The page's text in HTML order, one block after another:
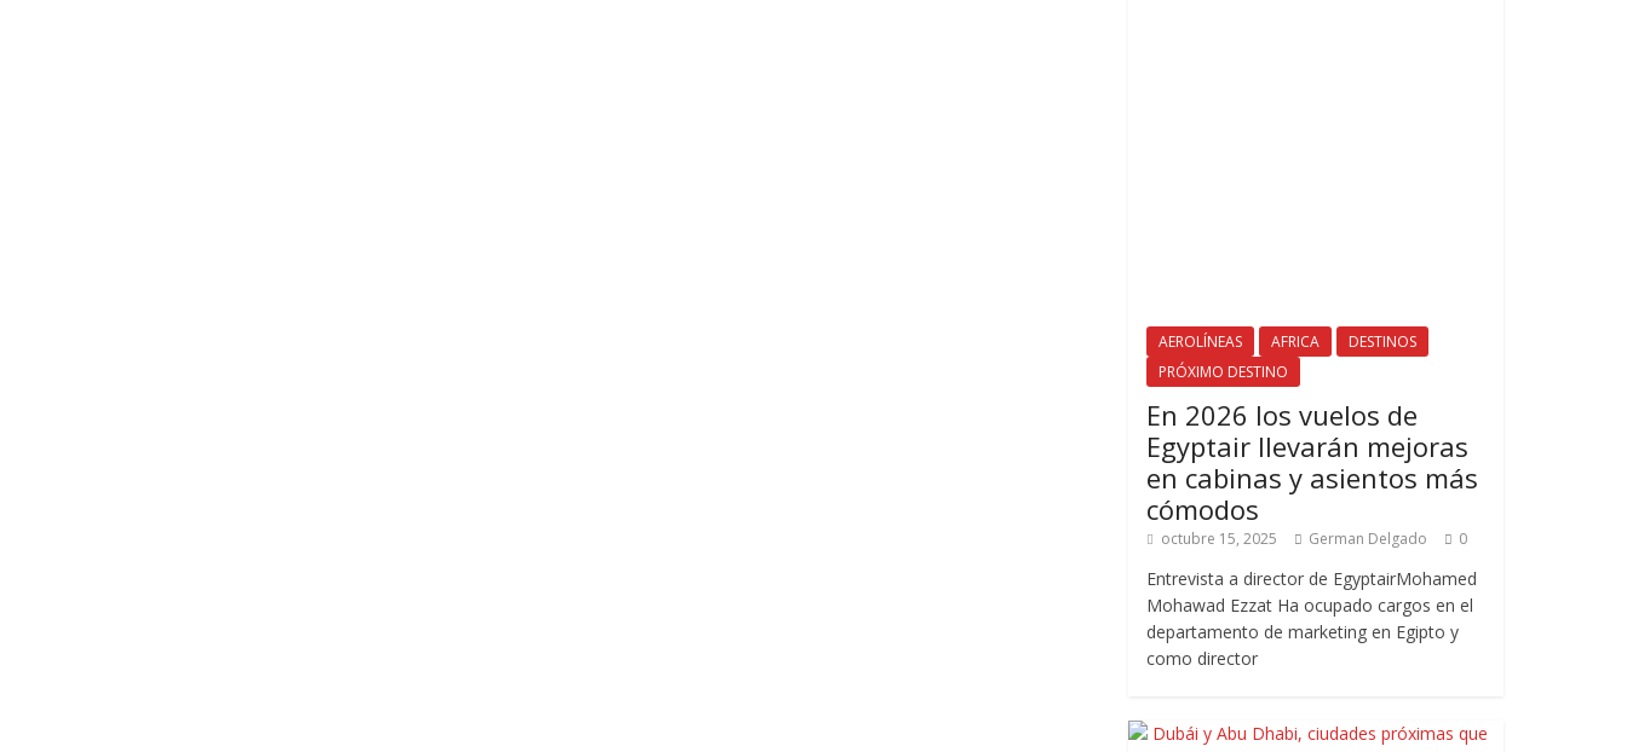
AEROLÍNEAS AFRICA
DESTINOS
PRÓXIMO DESTINO
En 2026 los vuelos de
Egyptair llevarán mejoras
en cabinas y asientos más
cómodos
octubre 15, 2025 German Delgado 0
Entrevista a director de EgyptairMohamed
Mohawad Ezzat Ha ocupado cargos en el
departamento de marketing en Egipto y
como director